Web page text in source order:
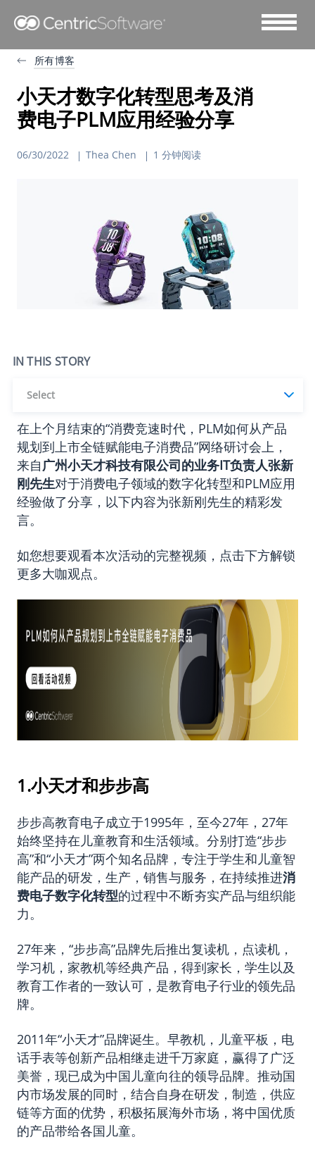
所有博客
小天才数字化转型思考及消
费电子PLM应用经验分享
06/30/2022 Thea Chen 1 分钟阅读
IN THIS STORY
Select
在上个月结束的“消费竞速时代，PLM如何从产品
规划到上市全链赋能电子消费品”网络研讨会上，
来自广州小天才科技有限公司的业务IT负责人张新
刚先生对于消费电子领域的数字化转型和PLM应用
经验做了分享，以下内容为张新刚先生的精彩发
言。
如您想要观看本次活动的完整视频，点击下方解锁
更多大咖观点。
1.小天才和步步高
步步高教育电子成立于1995年，至今27年，27年
始终坚持在儿童教育和生活领域。分别打造“步步
高”和“小天才”两个知名品牌，专注于学生和儿童智
能产品的研发，生产，销售与服务，在持续推进消
费电子数字化转型的过程中不断夯实产品与组织能
力。
27年来，“步步高”品牌先后推出复读机，点读机，
学习机，家教机等经典产品，得到家长，学生以及
教育工作者的一致认可，是教育电子行业的领先品
牌。
2011年“小天才”品牌诞生。早教机，儿童平板，电
话手表等创新产品相继走进千万家庭，赢得了广泛
美誉，现已成为中国儿童向往的领导品牌。推动国
内市场发展的同时，结合自身在研发，制造，供应
链等方面的优势，积极拓展海外市场，将中国优质
的产品带给各国儿童。